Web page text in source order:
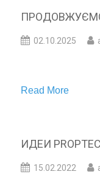
02.10.2025
Read More
ИДЕИ
15.02.2022